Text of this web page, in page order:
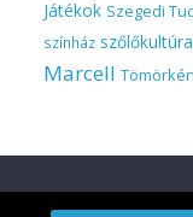
Játékok Szegedi
színház szőlőkultúra
Marcell